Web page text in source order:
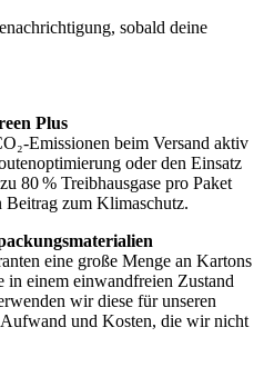
sobald deine
Plus
Emissionen beim Versand aktiv
oder den Einsatz
80 % Treibhausgase pro Paket
Beitrag zum Klimaschutz.
eine große Menge an Kartons
in einem einwandfreien Zustand
wir diese für unseren
Aufwand und Kosten, die wir nicht